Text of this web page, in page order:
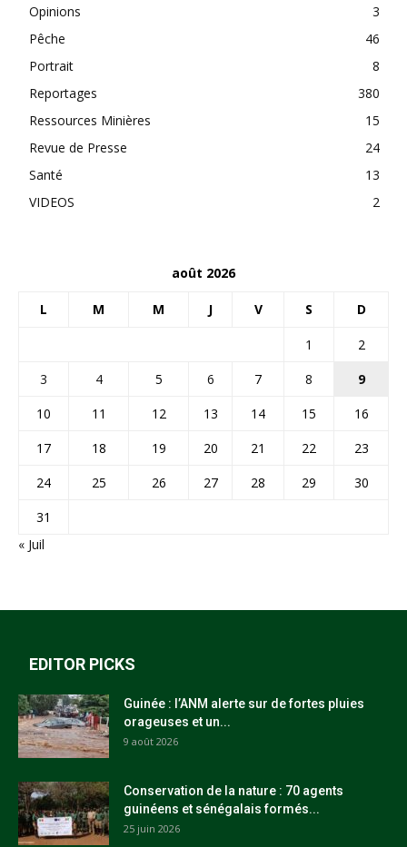
Opinions
3
Pêche
46
Portrait
8
Reportages
380
Ressources Minières
15
Revue de Presse
24
Santé
13
VIDEOS
2
août 2026
L M M J V S D
1
2
3
4 5 6 7 8
9
10
11 12 13 14 15
16
17
18 19 20 21 22
23
24
25 26 27 28 29
30
31
« Juil
EDITOR PICKS
Guinée : l’ANM alerte sur de fortes pluies
orageuses et un...
9 août 2026
Conservation de la nature : 70 agents
guinéens et sénégalais formés...
25 juin 2026